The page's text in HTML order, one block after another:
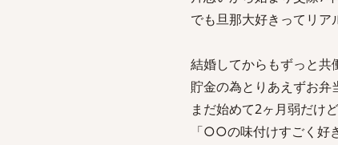
でも旦那大好きってリ
結婚してからもずっと共
貯金の為とりあえずお弁
まだ始めて2ヶ月弱だけ
「○○の味付けすごく好